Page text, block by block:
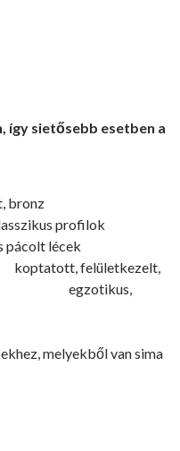
így sietősebb esetben a
ezüst, bronz
profilok
lécek
melyekből van sima